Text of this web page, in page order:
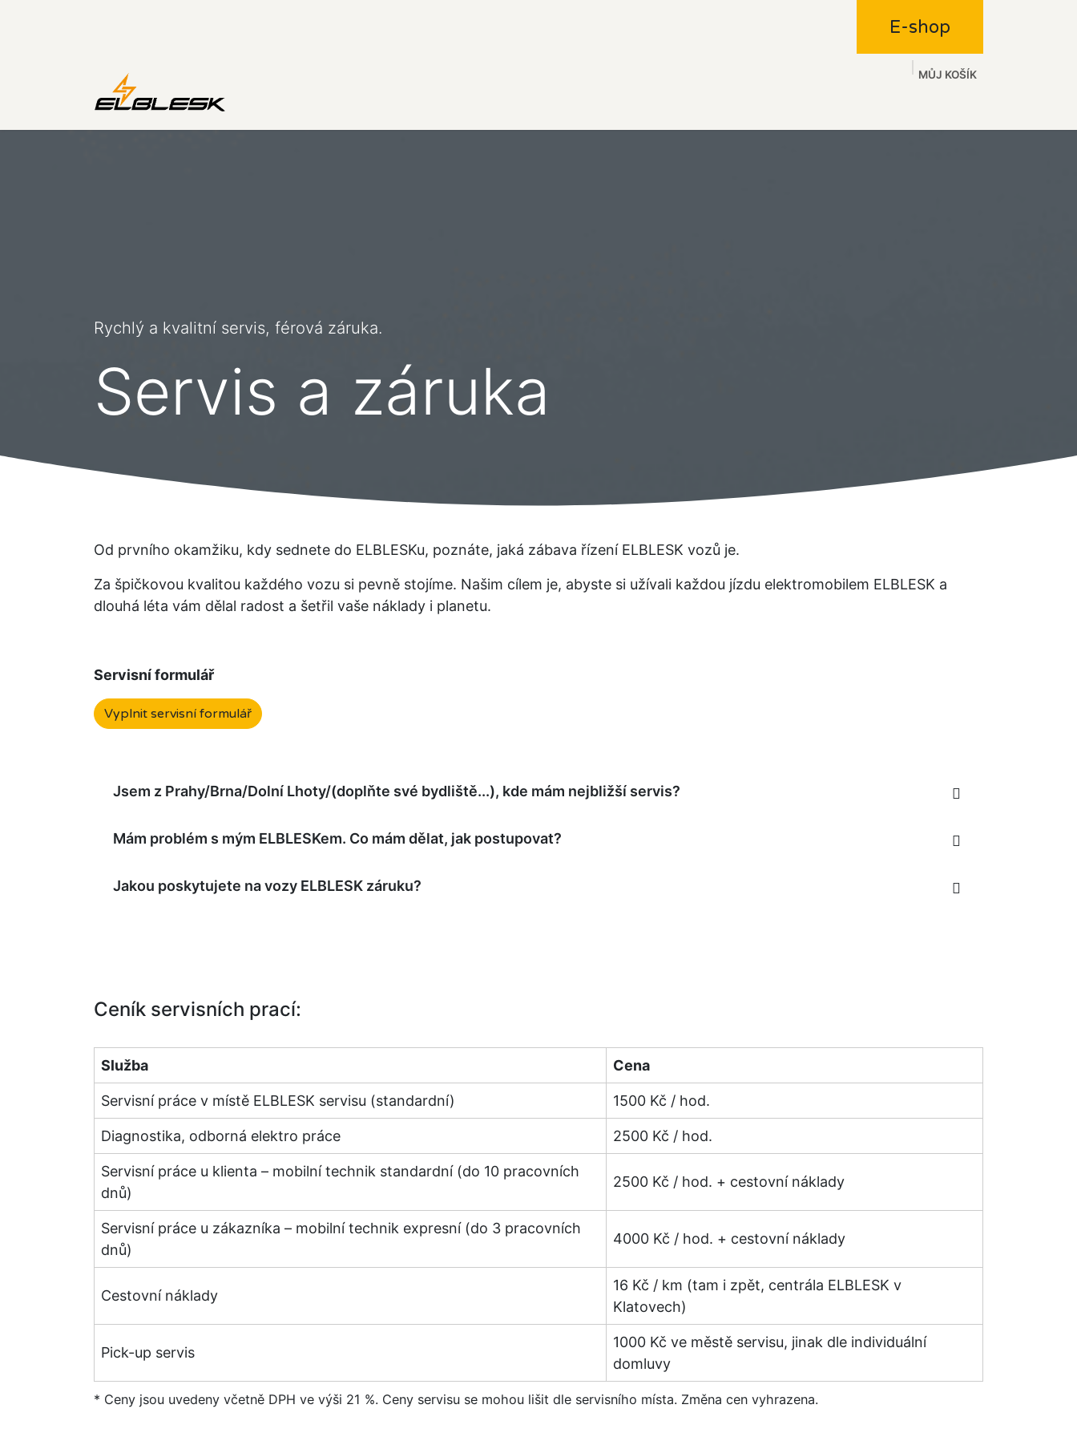
E-shop
MŮJ KOŠÍK
Rychlý a kvalitní servis, férová záruka.
Servis a záruka
Od prvního okamžiku, kdy sednete do ELBLESKu, poznáte, jaká zábava řízení ELBLESK vozů je.
Za špičkovou kvalitou každého vozu si pevně stojíme. Našim cílem je, abyste si užívali každou jízdu elektromobilem ELBLESK a
dlouhá léta vám dělal radost a šetřil vaše náklady i planetu.
Servisní formulář
Vyplnit servisní formulář
Jsem z Prahy/Brna/Dolní Lhoty/(doplňte své bydliště...), kde mám nejbližší servis?
Mám problém s mým ELBLESKem. Co mám dělat, jak postupovat?
Jakou poskytujete na vozy ELBLESK záruku?
Ceník servisních prací:
Služba Cena
Servisní práce v místě ELBLESK servisu (standardní) 1500 Kč / hod.
Diagnostika, odborná elektro práce 2500 Kč / hod.
Servisní práce u klienta – mobilní technik standardní (do 10 pracovních
dnů)
2500 Kč / hod. + cestovní náklady
Servisní práce u zákazníka – mobilní technik expresní (do 3 pracovních
dnů)
4000 Kč / hod. + cestovní náklady
Cestovní náklady
16 Kč / km (tam i zpět, centrála ELBLESK v
Klatovech)
Pick-up servis
1000 Kč ve městě servisu, jinak dle individuální
domluvy
* Ceny jsou uvedeny včetně DPH ve výši 21 %. Ceny servisu se mohou lišit dle servisního místa. Změna cen vyhrazena.